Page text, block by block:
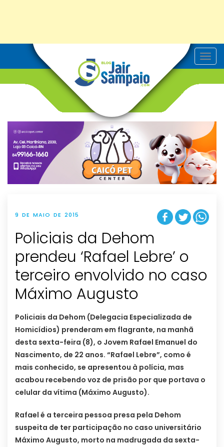
T
o
v
g
t
i
o
n
9 DE MAIO DE 2015
Policiais da Dehom
prendeu ‘Rafael Lebre’ o
terceiro envolvido no caso
Máximo Augusto
Policiais da Dehom (Delegacia Especializada de
Homicídios) prenderam em flagrante, na manhã
desta sexta-feira (8), o Jovem Rafael Emanuel do
Nascimento, de 22 anos. “Rafael Lebre”, como é
mais conhecido, se apresentou à polícia, mas
acabou recebendo voz de prisão por que portava o
celular da vítima (Máximo Augusto).
Rafael é a terceira pessoa presa pela Dehom
suspeita de ter participação no caso universitário
Máximo Augusto, morto na madrugada da sexta-